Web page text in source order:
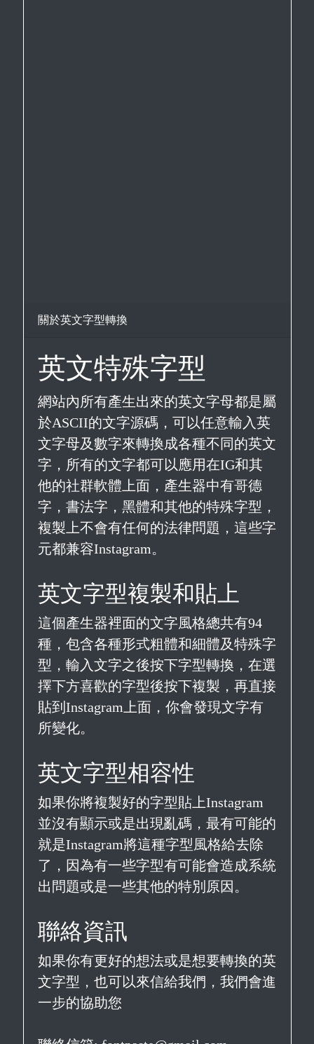
關於英文字型轉換
英文特殊字型
網站內所有產生出來的英文字母都是屬
於ASCII的文字源碼，可以任意輸入英
文字母及數字來轉換成各種不同的英文
字，所有的文字都可以應用在IG和其
他的社群軟體上面，產生器中有哥德
字，書法字，黑體和其他的特殊字型，
複製上不會有任何的法律問題，這些字
元都兼容Instagram。
英文字型複製和貼上
這個產生器裡面的文字風格總共有94
種，包含各種形式粗體和細體及特殊字
型，輸入文字之後按下字型轉換，在選
擇下方喜歡的字型後按下複製，再直接
貼到Instagram上面，你會發現文字有
所變化。
英文字型相容性
如果你將複製好的字型貼上Instagram
並沒有顯示或是出現亂碼，最有可能的
就是Instagram將這種字型風格給去除
了，因為有一些字型有可能會造成系統
出問題或是一些其他的特別原因。
聯絡資訊
如果你有更好的想法或是想要轉換的英
文字型，也可以來信給我們，我們會進
一步的協助您